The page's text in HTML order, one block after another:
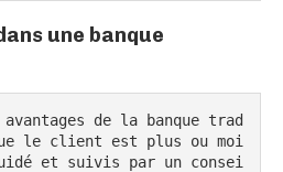
une banque
de la banque trad
le client est plus ou moi
et suivis par un consei